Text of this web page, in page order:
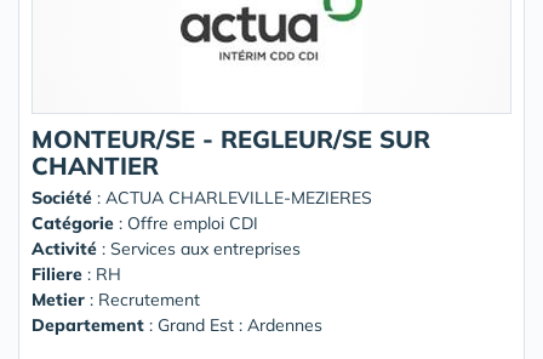
MONTEUR/SE - REGLEUR/SE SUR
CHANTIER
Société : ACTUA CHARLEVILLE-MEZIERES
Catégorie : Offre emploi CDI
Activité : Services aux entreprises
Filiere : RH
Metier : Recrutement
Departement : Grand Est : Ardennes